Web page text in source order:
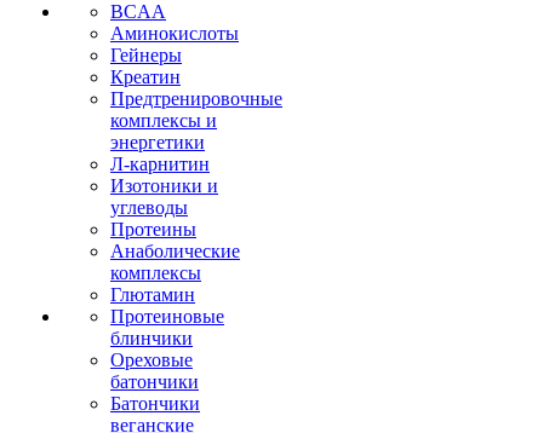
BCAA
Аминокислоты
Гейнеры
Креатин
Предтренировочные
комплексы и
энергетики
Л-карнитин
Изотоники и
углеводы
Протеины
Анаболические
комплексы
Глютамин
Протеиновые
блинчики
Ореховые
батончики
Батончики
веганские